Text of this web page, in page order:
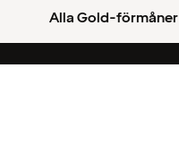
Alla Gold-förmåner